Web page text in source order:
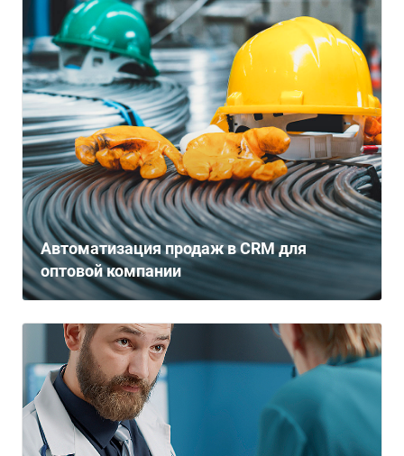
Автоматизация продаж в CRM для
оптовой компании